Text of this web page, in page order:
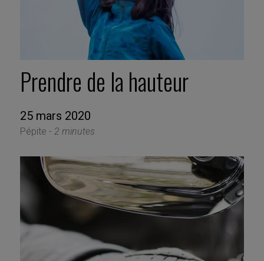
Prendre de la hauteur
25 mars 2020
Pépite - 2 minutes